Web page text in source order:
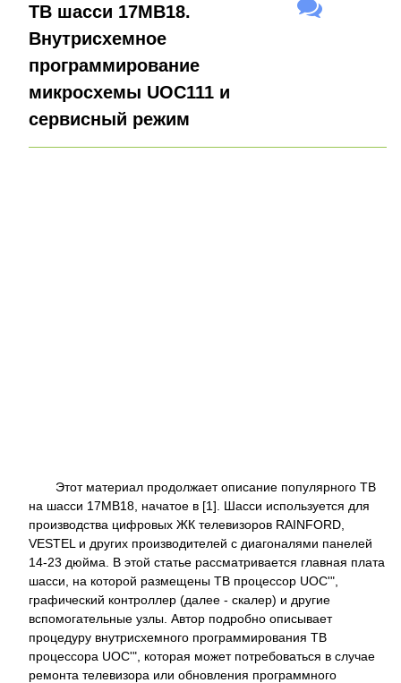
ТВ шасси 17MB18.
Внутрисхемное
программирование
микросхемы UOC111 и
сервисный режим
Этот материал продолжает описание популярного ТВ
на шасси 17MB18, начатое в [1]. Шасси используется для
производства цифровых ЖК телевизоров RAINFORD,
VESTEL и других производителей с диагоналями панелей
14-23 дюйма. В этой статье рассматривается главная плата
шасси, на которой размещены ТВ процессор UOC'",
графический контроллер (далее - скалер) и другие
вспомогательные узлы. Автор подробно описывает
процедуру внутрисхемного программирования ТВ
процессора UOC'", которая может потребоваться в случае
ремонта телевизора или обновления программного